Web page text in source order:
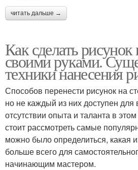
читать дальше →
Как сделать рисунок
своими руками.
техники нанесения
Способов перенести рисунок на
но не каждый из них доступен для
отсутствии опыта и таланта в
стоит рассмотреть самые
можно было определиться, какая
больше всего для
начинающим мастером.